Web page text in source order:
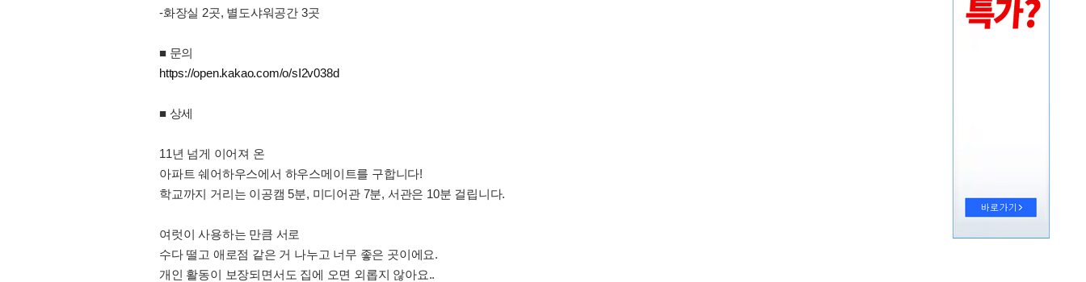
-화장실 2곳, 별도샤워공간 3곳
■ 문의
https://open.kakao.com/o/sI2v038d
■ 상세
11년 넘게 이어져 온
아파트 쉐어하우스에서 하우스메이트를 구합니다!
학교까지 거리는 이공캠 5분, 미디어관 7분, 서관은 10분 걸립니다.
여럿이 사용하는 만큼 서로
수다 떨고 애로점 같은 거 나누고 너무 좋은 곳이에요.
개인 활동이 보장되면서도 집에 오면 외롭지 않아요..